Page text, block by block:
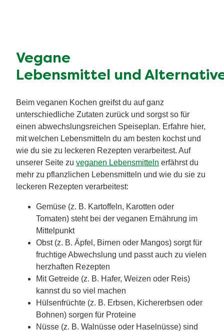
Vegane
Lebensmittel und
Beim veganen Kochen greifst du auf ganz
unterschiedliche Zutaten zurück und sorgst so für
einen abwechslungsreichen Speiseplan. Erfahre hier,
mit welchen Lebensmitteln du am besten kochst und
wie du sie zu leckeren Rezepten verarbeitest. Auf
unserer Seite zu veganen Lebensmitteln erfährst du
mehr zu pflanzlichen Lebensmitteln und wie du sie zu
leckeren Rezepten verarbeitest:
Gemüse (z. B. Kartoffeln, Karotten oder
Tomaten) steht bei der veganen Ernährung im
Mittelpunkt
Obst (z. B. Äpfel, Birnen oder Mangos) sorgt für
fruchtige Abwechslung und passt auch zu vielen
herzhaften Rezepten
Mit Getreide (z. B. Hafer, Weizen oder Reis)
kannst du so viel machen
Hülsenfrüchte (z. B. Erbsen, Kichererbsen oder
Bohnen) sorgen für Proteine
Nüsse (z. B. Walnüsse oder Haselnüsse) sind